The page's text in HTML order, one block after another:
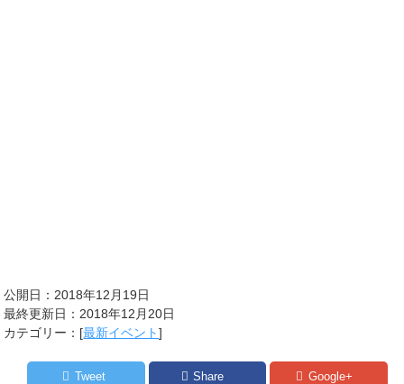
公開日：2018年12月19日
最終更新日：2018年12月20日
カテゴリー：[最新イベント]
Tweet Share Google+